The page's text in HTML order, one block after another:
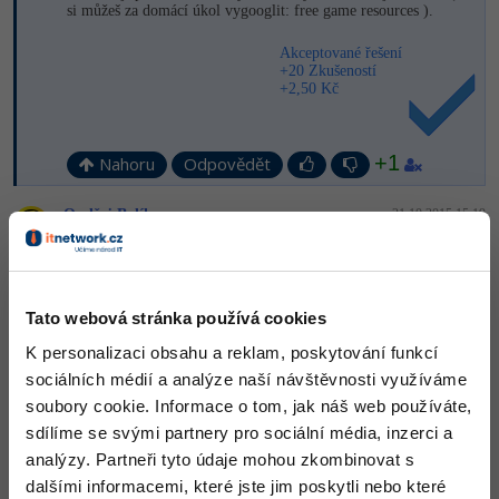
Tato webová stránka používá cookies
K personalizaci obsahu a reklam, poskytování funkcí
sociálních médií a analýze naší návštěvnosti využíváme
soubory cookie. Informace o tom, jak náš web používáte,
sdílíme se svými partnery pro sociální média, inzerci a
analýzy. Partneři tyto údaje mohou zkombinovat s
dalšími informacemi, které jste jim poskytli nebo které
-10%
Pro děti
Fórum
Kurzy e-commerce
Testování softwaru
Datová analýza
Digitální gramotnost
Kurzy designu
HTML/CSS -80%
Photoshop -80%
Příběhy absolventů
Blog
si můžeš za domácí úkol vygooglit: free game resources ).
Akceptované řešení
+20 Zkušeností
+2,50 Kč
Nahoru Odpovědět +1
Ondřej Balík: 21.10.2015 15:19
Super! a kdyby seme se s kámošema domluvili a každej by byl
Nahoru Odpovědět
Neaktivní uživatel: 21.11.2019 17:14
Ještě bych doporučil Linux MultiMedia Studio (LMMS)
Nahoru Odpovědět